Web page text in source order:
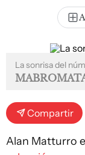
La sonrisa del
Compartir
Alan Matturro